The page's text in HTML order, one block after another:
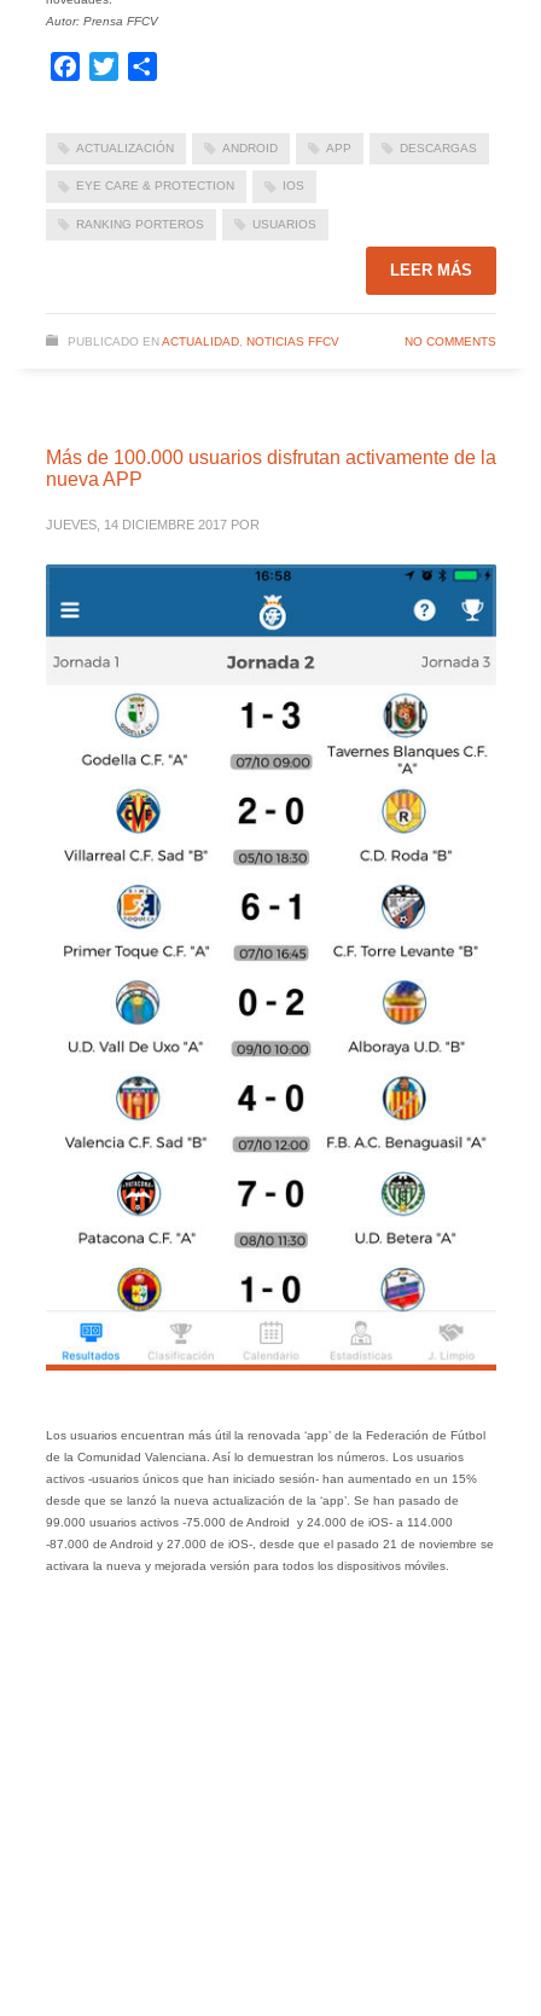
Autor: Prensa FFCV
Facebook
Twitter
ACTUALIZACIÓN ANDROID APP DESCARGAS
EYE CARE & PROTECTION IOS
RANKING PORTEROS USUARIOS
LEER MÁS
PUBLICADO EN ACTUALIDAD, NOTICIAS FFCV NO COMMENTS
Más de 100.000 usuarios disfrutan activamente de la
nueva APP
JUEVES, 14 DICIEMBRE 2017 POR
Los usuarios encuentran más útil la renovada ‘app’ de la Federación de Fútbol
de la Comunidad Valenciana. Así lo demuestran los números. Los usuarios
activos -usuarios únicos que han iniciado sesión- han aumentado en un 15%
desde que se lanzó la nueva actualización de la ‘app’. Se han pasado de
99.000 usuarios activos -75.000 de Android y 24.000 de iOS- a 114.000
-87.000 de Android y 27.000 de iOS-, desde que el pasado 21 de noviembre se
activara la nueva y mejorada versión para todos los dispositivos móviles.